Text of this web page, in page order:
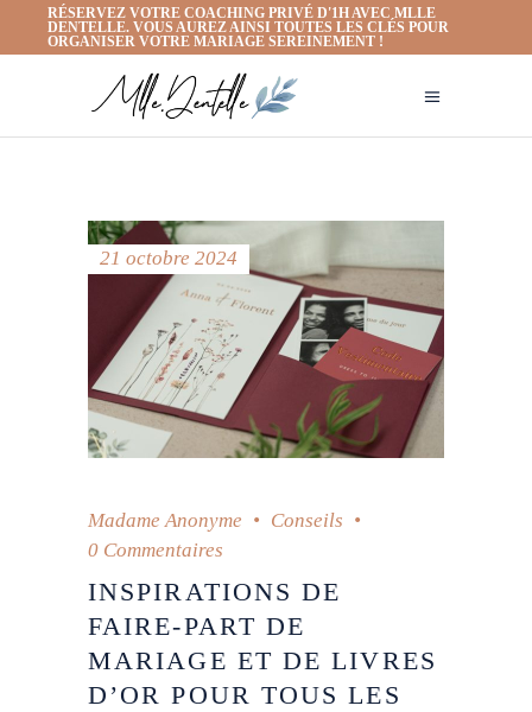
RÉSERVEZ VOTRE COACHING PRIVÉ D'1H AVEC MLLE
DENTELLE. VOUS AUREZ AINSI TOUTES LES CLÉS POUR
ORGANISER VOTRE MARIAGE SEREINEMENT !
21 octobre 2024
Madame Anonyme
Conseils
0 Commentaires
INSPIRATIONS DE
FAIRE-PART DE
MARIAGE ET DE LIVRES
D’OR POUR TOUS LES